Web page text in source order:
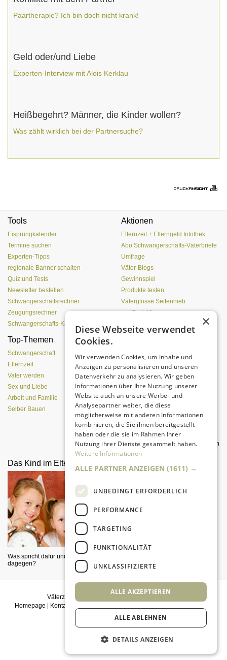
Paartherapie? Ich bin doch nicht krank!
Geld oder/und Liebe
Experten-Interview mit Alois Kerklau
Heißbegehrt? Männer, die Kinder wollen?
Was zählt wirklich bei der Partnersuche?
Tools
Eisprungkalender
Termine suchen
Experten-Tipps
regionale Banner schalten
Quiz und Tests
Newsletter bestellen
Schwangerschaftsrechner
Zeugungsrechner
Schwangerschafts-Kalender
Aktionen
Elternzeit + Elterngeld Infothek
Abo Schwangerschafts-Väterbriefe
Umfrage
Väter-Blogs
Gewinnspiel
Produkte testen
Väterglosse Seitenhieb
zur Redaktion
Top-Themen
Schwangerschaft
Elternzeit
Vater werden
Sex und Liebe
Arbeit und Familie
Selber Bauen
Was Väter für tollen Sex tun können
Das Kind im Elternbett
Was spricht dafür und was
dagegen?
Familienausflug in eins der 18
Bundesliga-Stadien?
Väterzeit weiterempfehlen
Homepage
Kontakt
Einwilligungsmanagement
×
Diese Webseite verwendet
Cookies.
Wir verwenden Cookies, um Inhalte und
Anzeigen zu personalisieren und unseren
Datenverkehr zu analysieren. Wir geben
Informationen über Ihre Nutzung unserer
Website auch an unsere Werbe- und
Analysepartner weiter, die diese
möglicherweise mit anderen Informationen
kombinieren, die Sie ihnen bereitgestellt
haben oder die sie im Rahmen Ihrer
Nutzung ihrer Dienste gesammelt haben.
Weitere Informationen
ALLE PARTNER ANZEIGEN (1611) →
UNBEDINGT ERFORDERLICH
PERFORMANCE
TARGETING
FUNKTIONALITÄT
UNKLASSIFIZIERTE
ALLE AKZEPTIEREN
ALLE ABLEHNEN
DETAILS ANZEIGEN